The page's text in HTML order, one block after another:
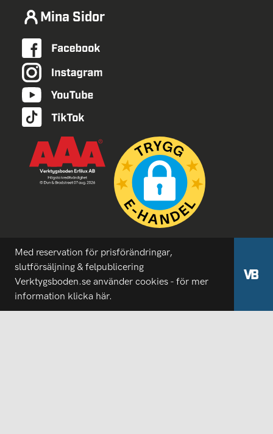
Mina Sidor
Med reservation för prisförändringar,
slutförsäljning & felpublicering
Verktygsboden.se använder cookies - för mer
information klicka här.